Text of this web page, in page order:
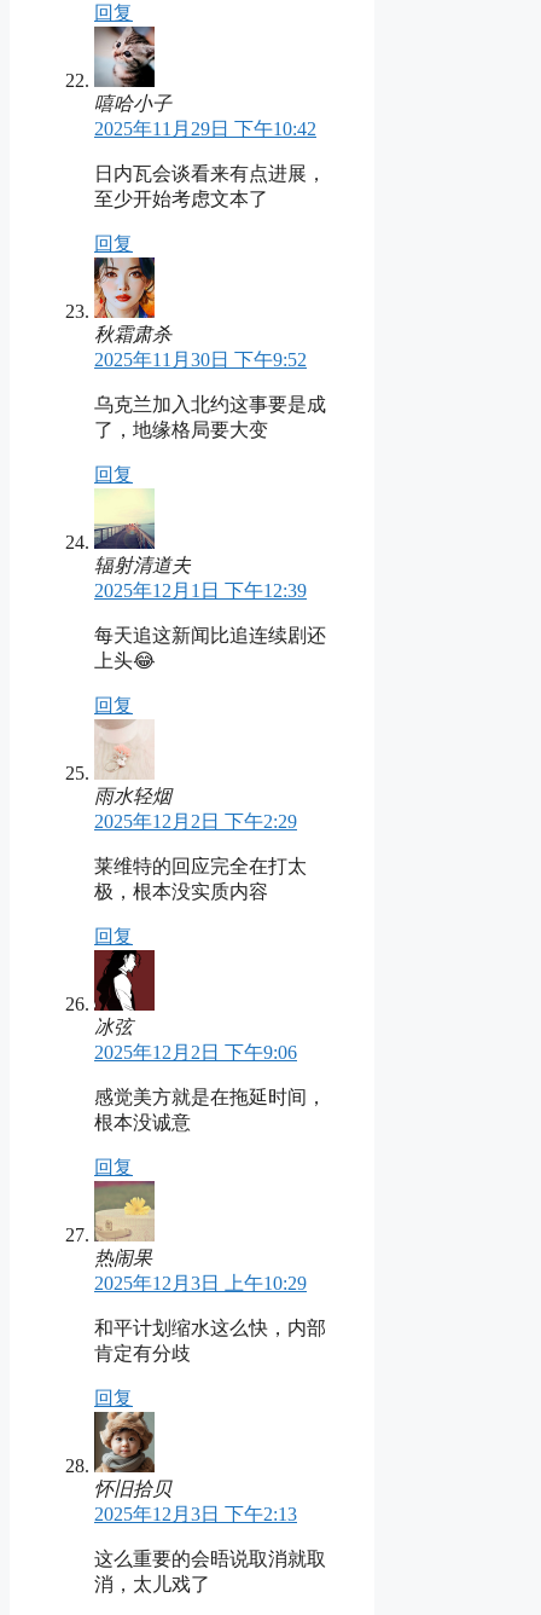
回复
嘻哈小子
2025年11月29日 下午10:42
日内瓦会谈看来有点进展，
至少开始考虑文本了
回复
秋霜肃杀
2025年11月30日 下午9:52
乌克兰加入北约这事要是成
了，地缘格局要大变
回复
辐射清道夫
2025年12月1日 下午12:39
每天追这新闻比追连续剧还
上头😂
回复
雨水轻烟
2025年12月2日 下午2:29
莱维特的回应完全在打太
极，根本没实质内容
回复
冰弦
2025年12月2日 下午9:06
感觉美方就是在拖延时间，
根本没诚意
回复
热闹果
2025年12月3日 上午10:29
和平计划缩水这么快，内部
肯定有分歧
回复
怀旧拾贝
2025年12月3日 下午2:13
这么重要的会晤说取消就取
消，太儿戏了